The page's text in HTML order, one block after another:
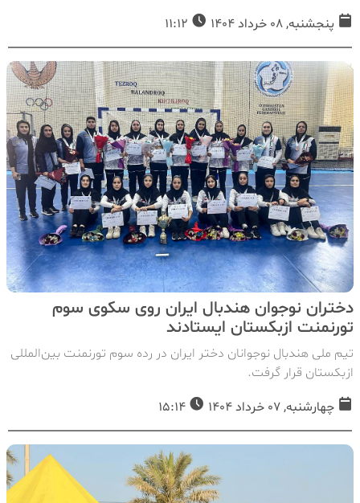
پنجشنبه, 08 خرداد 1404
دختران نوجوان هندبال ایران روی سکوی سوم
تورنمنت ازبکستان ایستادند
تیم ملی هندبال نوجوانان دختر ایران در رده سوم تورنمنت بین‌المللی
ازبکستان قرار گرفت.
چهارشنبه, 07 خرداد 1404